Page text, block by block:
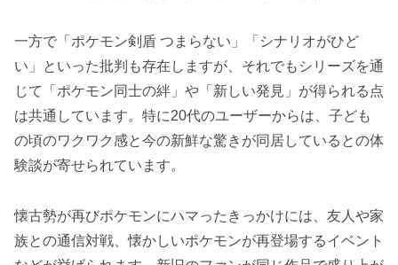
一方で「ポケモン剣盾 つまらない」「シナリオがひど
い」といった批判も存在しますが、それでもシリーズを通
じて「ポケモン同士の絆」や「新しい発見」が得られる点
は共通しています。特に20代のユーザーからは、子ども
の頃のワクワク感と今の新鮮な驚きが同居しているとの体
験談が寄せられています。
懐古勢が再びポケモンにハマったきっかけには、友人や家
族との通信対戦、懐かしいポケモンが再登場するイベント